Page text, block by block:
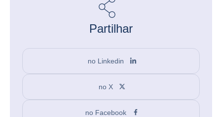
Partilhar
no Linkedin
no X
no Facebook